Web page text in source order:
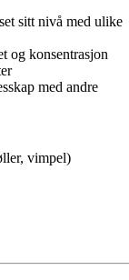
sitt nivå med ulike
og konsentrasjon
med andre
vimpel)